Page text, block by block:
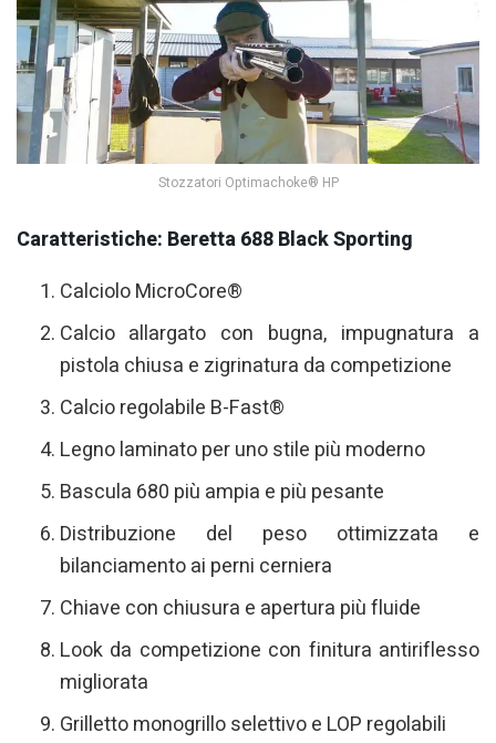
Stozzatori Optimachoke® HP
Caratteristiche: Beretta 688 Black Sporting
Calciolo MicroCore®
Calcio allargato con bugna, impugnatura a
pistola chiusa e zigrinatura da competizione
Calcio regolabile B-Fast®
Legno laminato per uno stile più moderno
Bascula 680 più ampia e più pesante
Distribuzione del peso ottimizzata e
bilanciamento ai perni cerniera
Chiave con chiusura e apertura più fluide
Look da competizione con finitura antiriflesso
migliorata
Grilletto monogrillo selettivo e LOP regolabili